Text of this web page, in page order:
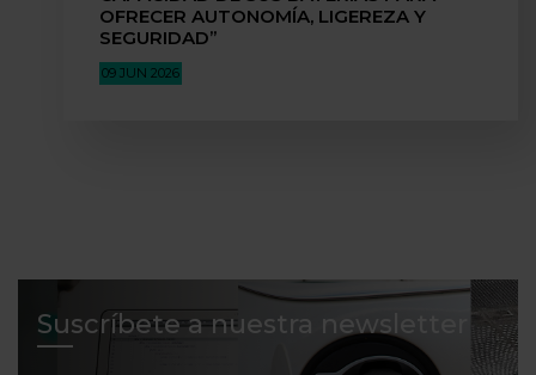
OFRECER AUTONOMÍA, LIGEREZA Y
SEGURIDAD”
09 JUN 2026
Suscríbete a nuestra newsletter